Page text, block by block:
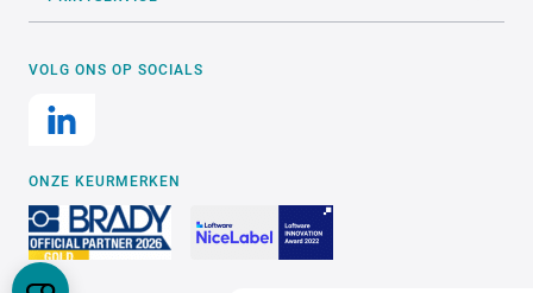
VOLG ONS OP SOCIALS
ONZE KEURMERKEN